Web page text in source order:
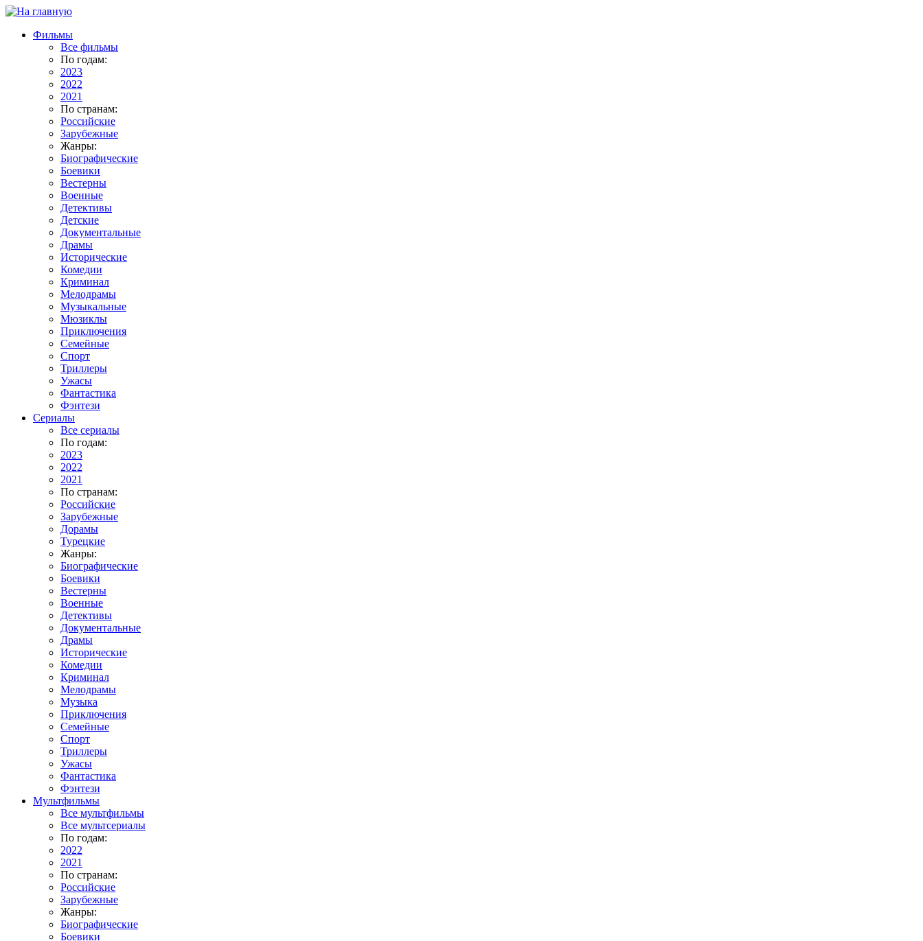
Фильмы
Все фильмы
По годам:
2023
2022
2021
По странам:
Российские
Зарубежные
Жанры:
Биографические
Боевики
Вестерны
Военные
Детективы
Детские
Документальные
Драмы
Исторические
Комедии
Криминал
Мелодрамы
Музыкальные
Мюзиклы
Приключения
Семейные
Спорт
Триллеры
Ужасы
Фантастика
Фэнтези
Сериалы
Все сериалы
По годам:
2023
2022
2021
По странам:
Российские
Зарубежные
Дорамы
Турецкие
Жанры:
Биографические
Боевики
Вестерны
Военные
Детективы
Документальные
Драмы
Исторические
Комедии
Криминал
Мелодрамы
Музыка
Приключения
Семейные
Спорт
Триллеры
Ужасы
Фантастика
Фэнтези
Мультфильмы
Все мультфильмы
Все мультсериалы
По годам:
2022
2021
По странам:
Российские
Зарубежные
Жанры:
Биографические
Боевики